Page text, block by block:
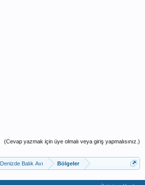
(Cevap yazmak için üye olmalı veya giriş yapmalısınız.)
Denizde Balık Avı Bölgeler